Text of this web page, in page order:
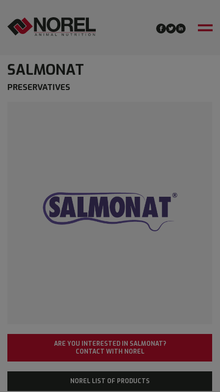
SALMONAT
PRESERVATIVES
ARE YOU INTERESTED IN SALMONAT?
CONTACT WITH NOREL
NOREL LIST OF PRODUCTS